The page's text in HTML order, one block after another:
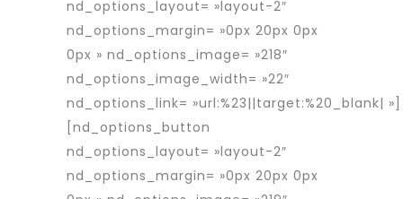
nd_options_layout= »layout-2″
nd_options_margin= »0px 20px 0px
0px » nd_options_image= »218″
nd_options_image_width= »22″
nd_options_link= »url:%23||target:%20_blank| »]
[nd_options_button
nd_options_layout= »layout-2″
nd_options_margin= »0px 20px 0px